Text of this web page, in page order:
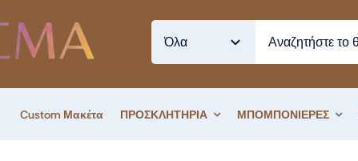
Custom Μακέτα ΠΡΟΣΚΛΗΤΗΡΙΑ ΜΠΟΜΠΟΝΙΕΡΕΣ